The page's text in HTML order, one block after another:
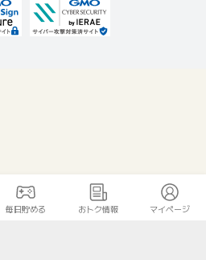
毎日貯める おトク情報 マイページ